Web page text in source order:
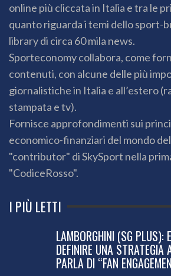
online più cliccata in Italia e tra le
quanto riguarda i temi dello sport-
library di circa 60 mila news.
Sporteconomy collabora, come
contenuti, con alcune delle più
giornalistiche in Italia e all’estero
stampata e tv).
Fornisce approfondimenti sui
economico-finanziari del mondo
"contributor" di SkySport nella
"CodiceRosso".
I PIÙ LETTI
LAMBORGHINI (SG PLUS):
DEFINIRE UNA
PARLA DI “FAN